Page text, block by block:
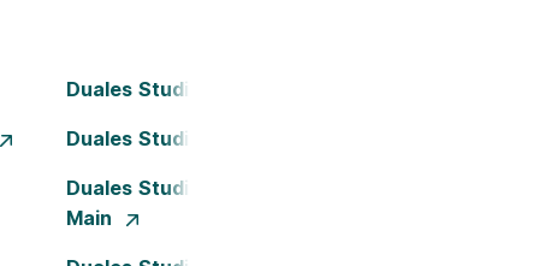
Duales Studium Bielefeld
Duales Studium Dortmund
Duales Studium Frankfurt am
Main